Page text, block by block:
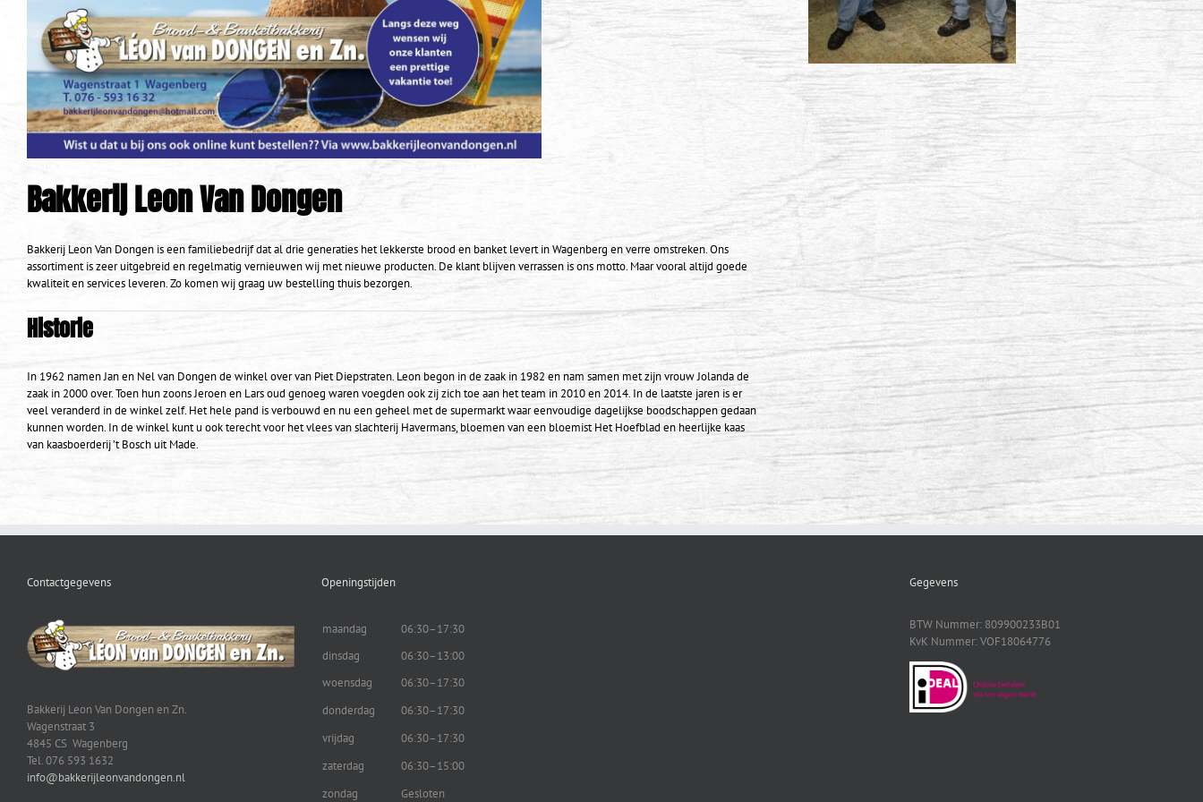
Bakkerij Leon Van Dongen
Bakkerij Leon Van Dongen is een familiebedrijf dat al drie generaties het lekkerste brood en banket levert in Wagenberg en verre omstreken. Ons
assortiment is zeer uitgebreid en regelmatig vernieuwen wij met nieuwe producten. De klant blijven verrassen is ons motto. Maar vooral altijd goede
kwaliteit en services leveren. Zo komen wij graag uw bestelling thuis bezorgen.
Historie
In 1962 namen Jan en Nel van Dongen de winkel over van Piet Diepstraten. Leon begon in de zaak in 1982 en nam samen met zijn vrouw Jolanda de
zaak in 2000 over. Toen hun zoons Jeroen en Lars oud genoeg waren voegden ook zij zich toe aan het team in 2010 en 2014. In de laatste jaren is er
veel veranderd in de winkel zelf. Het hele pand is verbouwd en nu een geheel met de supermarkt waar eenvoudige dagelijkse boodschappen gedaan
kunnen worden. In de winkel kunt u ook terecht voor het vlees van slachterij Havermans, bloemen van een bloemist Het Hoefblad en heerlijke kaas
van kaasboerderij ’t Bosch uit Made.
Contactgegevens
Bakkerij Leon Van Dongen en Zn.
Wagenstraat 3
4845 CS Wagenberg
Tel. 076 593 1632
info@bakkerijleonvandongen.nl
Openingstijden
maandag
06:30–17:30
dinsdag
06:30–13:00
woensdag
06:30–17:30
donderdag
06:30–17:30
vrijdag
06:30–17:30
zaterdag
06:30–15:00
zondag
Gesloten
Gegevens
BTW Nummer: 809900233B01
KvK Nummer: VOF18064776